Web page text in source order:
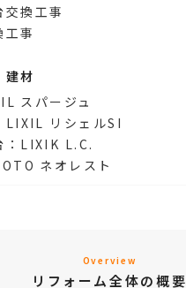
交換工事
工事
建材
スパージュ
LIXIL リシェルSI
：LIXIK L.C.
ネオレスト
Overview
リフォーム全体の概要